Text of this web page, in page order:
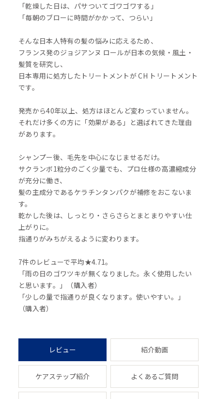
「乾燥した日は、パサついてゴワゴワする」
「毎朝のブローに時間がかかって、つらい」
そんな日本人特有の髪の悩みに応えるため、
フランス発のジョジアンヌ ロールが日本の気候・風土・
髪質を研究し、
日本専用に処方したトリートメントが CH トリートメント
です。
発売から40年以上、処方はほとんど変わっていません。
それだけ多くの方に「効果がある」と選ばれてきた理由
があります。
シャンプー後、毛先を中心になじませるだけ。
サクランボ1粒分のごく少量でも、プロ仕様の高濃縮成分
が充分に働き、
髪の主成分であるケラチンタンパクが補修をおこないま
す。
乾かした後は、しっとり・さらさらとまとまりやすい仕
上がりに。
指通りがみちがえるように変わります。
7件のレビューで平均★4.71。
「雨の日のゴワツキが無くなりました。永く使用したい
と思います。」（購入者）
「少しの量で指通りが良くなります。使いやすい。」
（購入者）
レビュー 紹介動画
ケアステップ紹介 よくあるご質問